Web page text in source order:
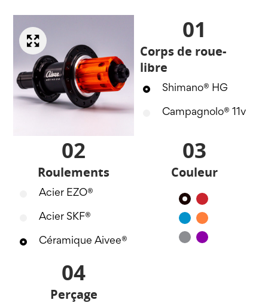
01
Corps de roue-
libre
Shimano® HG
Campagnolo® 11v
02
Roulements
Acier EZO®
Acier SKF®
Céramique Aivee®
03
Couleur
NoirRouge
BleuOrange
SilverViolet
04
Perçage